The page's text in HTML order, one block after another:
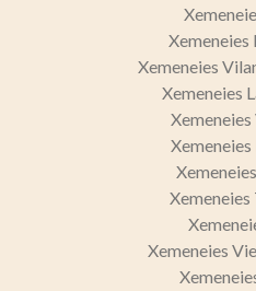
Xemeneies
Xemeneies
Xemeneies
Xemeneies
Xemeneies